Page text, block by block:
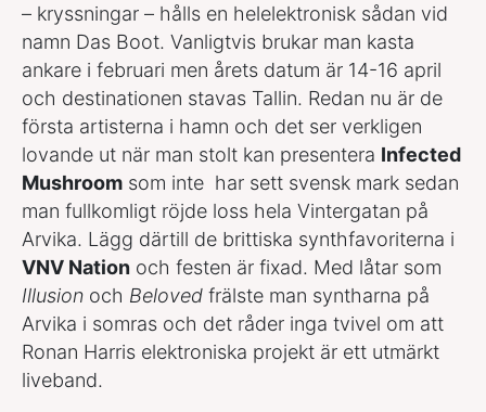
– kryssningar – hålls en helelektronisk sådan vid
namn Das Boot. Vanligtvis brukar man kasta
ankare i februari men årets datum är 14-16 april
och destinationen stavas Tallin. Redan nu är de
första artisterna i hamn och det ser verkligen
lovande ut när man stolt kan presentera Infected
Mushroom som inte har sett svensk mark sedan
man fullkomligt röjde loss hela Vintergatan på
Arvika. Lägg därtill de brittiska synthfavoriterna i
VNV Nation och festen är fixad. Med låtar som
Illusion och Beloved frälste man syntharna på
Arvika i somras och det råder inga tvivel om att
Ronan Harris elektroniska projekt är ett utmärkt
liveband.